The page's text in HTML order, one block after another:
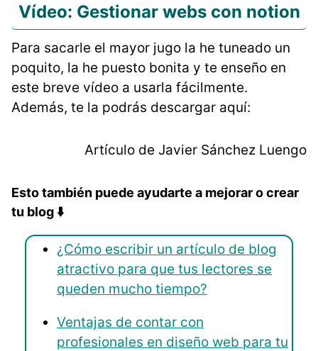
Vídeo: Gestionar webs con notion
Para sacarle el mayor jugo la he tuneado un
poquito, la he puesto bonita y te enseño en
este breve vídeo a usarla fácilmente.
Además, te la podrás descargar aquí:
Artículo de Javier Sánchez Luengo
Esto también puede ayudarte a mejorar o crear
tu blog ⬇️
¿Cómo escribir un artículo de blog
atractivo para que tus lectores se
queden mucho tiempo?
Ventajas de contar con
profesionales en diseño web para tu